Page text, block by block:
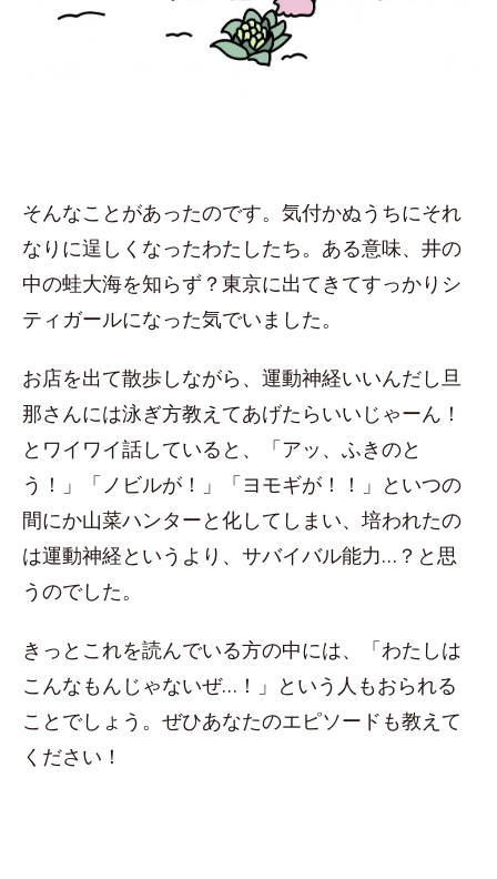
そんなことがあったのです。気付かぬうちにそれ
なりに逞しくなったわたしたち。ある意味、井の
中の蛙大海を知らず？東京に出てきてすっかりシ
ティガールになった気でいました。
お店を出て散歩しながら、運動神経いいんだし旦
那さんには泳ぎ方教えてあげたらいいじゃーん！
とワイワイ話していると、「アッ、ふきのと
う！」「ノビルが！」「ヨモギが！！」といつの
間にか山菜ハンターと化してしまい、培われたの
は運動神経というより、サバイバル能力…？と思
うのでした。
きっとこれを読んでいる方の中には、「わたしは
こんなもんじゃないぜ…！」という人もおられる
ことでしょう。ぜひあなたのエピソードも教えて
ください！